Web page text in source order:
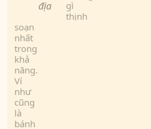
địa
gì
thịnh
soạn
nhất
trong
khả
năng.
Ví
như
cũng
là
bánh